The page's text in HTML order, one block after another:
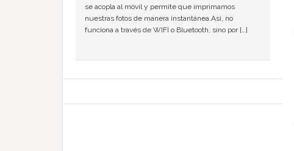
se acopla al móvil y permite que imprimamos
nuestras fotos de manera instantánea.Así, no
funciona a través de WIFI o Bluetooth, sino por […]